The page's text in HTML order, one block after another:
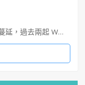
延，過去兩起 W…